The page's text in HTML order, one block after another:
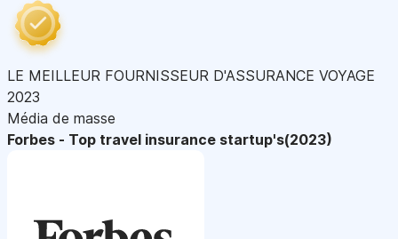
LE MEILLEUR FOURNISSEUR D'ASSURANCE VOYAGE
2023
Média de masse
Forbes - Top travel insurance startup's(2023)